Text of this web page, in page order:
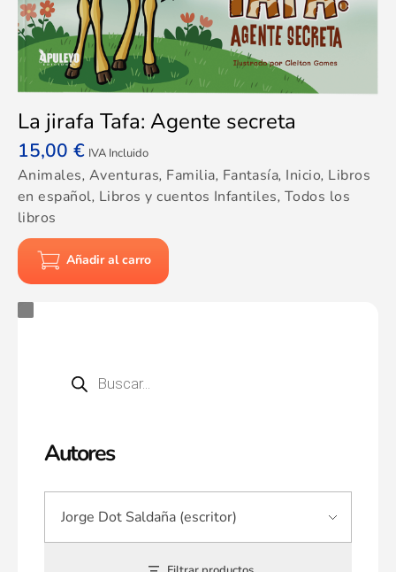
Autores
La jirafa Tafa: Agente secreta
15,00 € IVA Incluido
Animales, Aventuras, Familia, Fantasía, Inicio, Libros
en español, Libros y cuentos Infantiles, Todos los
libros
Añadir al carro